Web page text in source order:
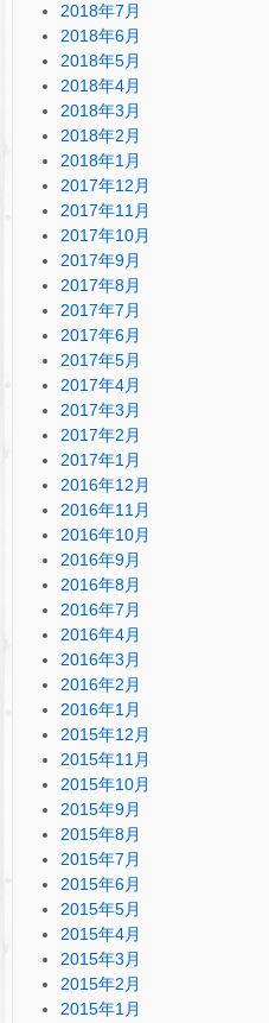
2018年7月
2018年6月
2018年5月
2018年4月
2018年3月
2018年2月
2018年1月
2017年12月
2017年11月
2017年10月
2017年9月
2017年8月
2017年7月
2017年6月
2017年5月
2017年4月
2017年3月
2017年2月
2017年1月
2016年12月
2016年11月
2016年10月
2016年9月
2016年8月
2016年7月
2016年4月
2016年3月
2016年2月
2016年1月
2015年12月
2015年11月
2015年10月
2015年9月
2015年8月
2015年7月
2015年6月
2015年5月
2015年4月
2015年3月
2015年2月
2015年1月